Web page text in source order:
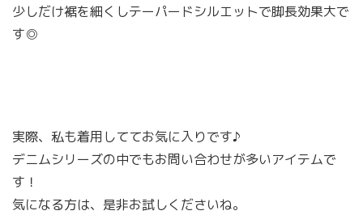
少しだけ裾を細くしテーパードシルエットで脚長効果大で
す◎
実際、私も着用しててお気に入りです♪
デニムシリーズの中でもお問い合わせが多いアイテムで
す！
気になる方は、是非お試しくださいね。